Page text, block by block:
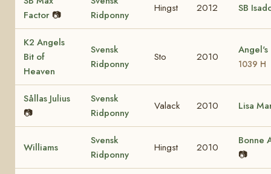
Factor 📷
Ridponny
Hingst 2012 SB
K2 Angels
Bit of
Heaven
Svensk
Ridponny
Sto 2010
1039 H
Sållas Julius
📷
Svensk
Ridponny
Valack 2010 Lisa
Williams
Svensk
Ridponny
Hingst 2010
Bonne
📷